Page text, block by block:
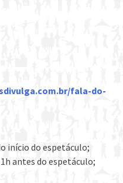
fala-do-
início do espetáculo;
antes do espetáculo;